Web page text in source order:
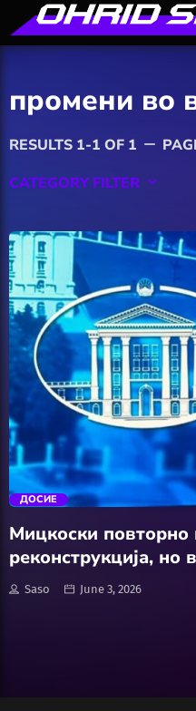
промени во
RESULTS 1-1 OF 1 remove
CATEGORY FILTER keyboard_arrow_down
Hobby
Software
Wellness
АвтоКлуб
Балкан
ДОСИЕ
Мицкоски повторно
реконструкција, но
менува , историјата
Saso June 3, 2026